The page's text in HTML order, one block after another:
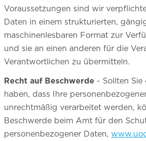
Voraussetzungen sind wir
Daten in einem strukturierten,
maschinenlesbaren Format zur
und sie an einen anderen für die
Verantwortlichen zu übermitteln.
Recht auf Beschwerde - Sollten Sie
haben, dass Ihre
unrechtmäßig verarbeitet werden,
Beschwerde beim Amt für den
personenbezogener Daten,